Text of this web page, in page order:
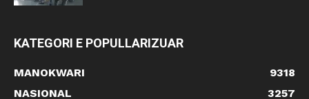
KATEGORI E POPULLARIZUAR
MANOKWARI
9318
NASIONAL
3257